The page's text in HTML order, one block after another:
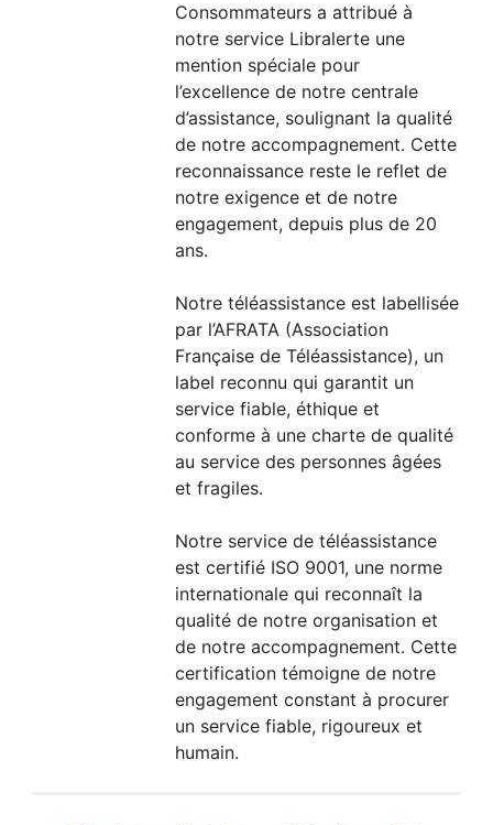
Consommateurs a attribué à
notre service Libralerte une
mention spéciale pour
l’excellence de notre centrale
d’assistance, soulignant la qualité
de notre accompagnement. Cette
reconnaissance reste le reflet de
notre exigence et de notre
engagement, depuis plus de 20
ans.
Notre téléassistance est labellisée
par l’AFRATA (Association
Française de Téléassistance), un
label reconnu qui garantit un
service fiable, éthique et
conforme à une charte de qualité
au service des personnes âgées
et fragiles.
Notre service de téléassistance
est certifié ISO 9001, une norme
internationale qui reconnaît la
qualité de notre organisation et
de notre accompagnement. Cette
certification témoigne de notre
engagement constant à procurer
un service fiable, rigoureux et
humain.